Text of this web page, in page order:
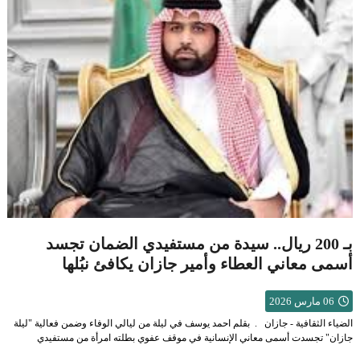
بـ 200 ريال.. سيدة من مستفيدي الضمان تجسد
أسمى معاني العطاء وأمير جازان يكافئ نبُلها
06 مارس 2026
الضياء الثقافية - جازان . بقلم احمد يوسف في ليلة من ليالي الوفاء وضمن فعالية "ليلة
جازان" تجسدت أسمى معاني الإنسانية في موقف عفوي بطلته امرأة من مستفيدي